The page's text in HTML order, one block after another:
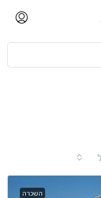
השכרה